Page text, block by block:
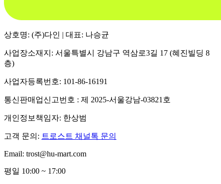
상호명: (주)다인 | 대표: 나승균
사업장소재지: 서울특별시 강남구 역삼로3길 17 (혜진빌딩 8
층)
사업자등록번호: 101-86-16191
통신판매업신고번호 : 제 2025-서울강남-03821호
개인정보책임자: 한상범
고객 문의: 트로스트 채널톡 문의
Email: trost@hu-mart.com
평일 10:00 ~ 17:00